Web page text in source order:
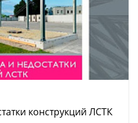
конструкций ЛСТК